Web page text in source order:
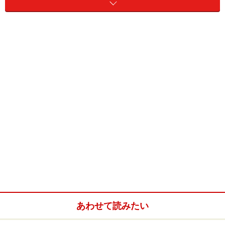
ろ。利用者や家族も、提供者も納得できるような指標が
あれば、サービスは自然とそこに向かっていくと思うん
あわせて読みたい